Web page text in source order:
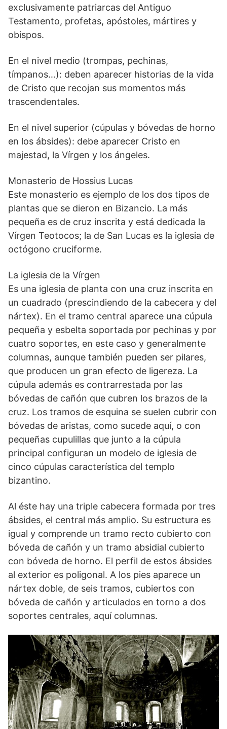
exclusivamente patriarcas del Antiguo
Testamento, profetas, apóstoles, mártires y
obispos.
En el nivel medio (trompas, pechinas,
tímpanos…): deben aparecer historias de la vida
de Cristo que recojan sus momentos más
trascendentales.
En el nivel superior (cúpulas y bóvedas de horno
en los ábsides): debe aparecer Cristo en
majestad, la Vírgen y los ángeles.
Monasterio de Hossius Lucas
Este monasterio es ejemplo de los dos tipos de
plantas que se dieron en Bizancio. La más
pequeña es de cruz inscrita y está dedicada la
Vírgen Teotocos; la de San Lucas es la iglesia de
octógono cruciforme.
La iglesia de la Vírgen
Es una iglesia de planta con una cruz inscrita en
un cuadrado (prescindiendo de la cabecera y del
nártex). En el tramo central aparece una cúpula
pequeña y esbelta soportada por pechinas y por
cuatro soportes, en este caso y generalmente
columnas, aunque también pueden ser pilares,
que producen un gran efecto de ligereza. La
cúpula además es contrarrestada por las
bóvedas de cañón que cubren los brazos de la
cruz. Los tramos de esquina se suelen cubrir con
bóvedas de aristas, como sucede aquí, o con
pequeñas cupulillas que junto a la cúpula
principal configuran un modelo de iglesia de
cinco cúpulas característica del templo
bizantino.
Al éste hay una triple cabecera formada por tres
ábsides, el central más amplio. Su estructura es
igual y comprende un tramo recto cubierto con
bóveda de cañón y un tramo absidial cubierto
con bóveda de horno. El perfil de estos ábsides
al exterior es poligonal. A los pies aparece un
nártex doble, de seis tramos, cubiertos con
bóveda de cañón y articulados en torno a dos
soportes centrales, aquí columnas.